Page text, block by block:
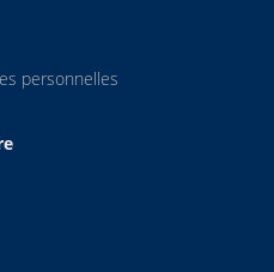
personnelles